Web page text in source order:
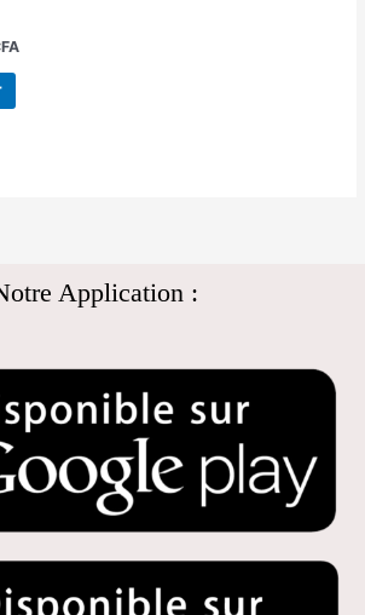
Application :